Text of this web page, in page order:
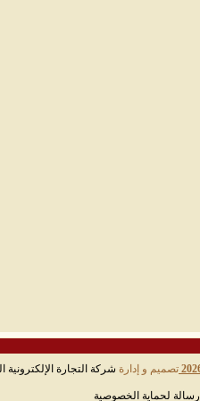
تصميم و إدارة شركة التجارة الإلكترونية
رسالة لحماية الخصوصية